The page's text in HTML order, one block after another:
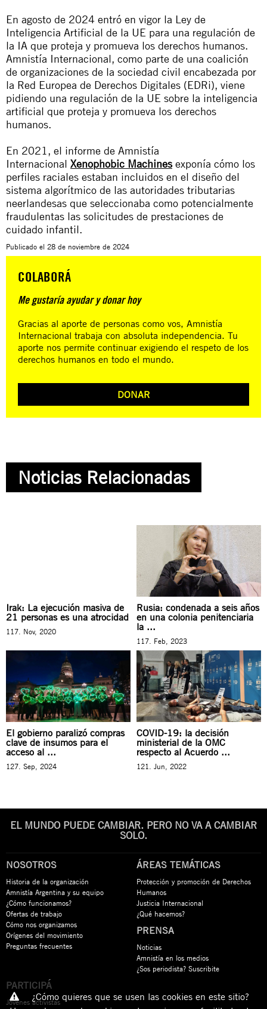
En agosto de 2024 entró en vigor la Ley de
Inteligencia Artificial de la UE para una regulación de
la IA que proteja y promueva los derechos humanos.
Amnistía Internacional, como parte de una coalición
de organizaciones de la sociedad civil encabezada por
la Red Europea de Derechos Digitales (EDRi), viene
pidiendo una regulación de la UE sobre la inteligencia
artificial que proteja y promueva los derechos
humanos.
En 2021, el informe de Amnistía
Internacional Xenophobic Machinesexponía cómo los
perfiles raciales estaban incluidos en el diseño del
sistema algorítmico de las autoridades tributarias
neerlandesas que seleccionaba como potencialmente
fraudulentas las solicitudes de prestaciones de
cuidado infantil.
Publicado el 28 de noviembre de 2024
COLABORÁ
Me gustaría ayudar y donar hoy
Gracias al aporte de personas como vos, Amnistía
Internacional trabaja con absoluta independencia. Tu
aporte nos permite continuar exigiendo el respeto de los
derechos humanos en todo el mundo.
DONAR
Noticias Relacionadas
Irak: La ejecución masiva de
21 personas es una atrocidad
117. Nov, 2020
Rusia: condenada a seis años
en una colonia penitenciaria
la ...
117. Feb, 2023
El gobierno paralizó compras
clave de insumos para el
acceso al ...
127. Sep, 2024
COVID-19: la decisión
ministerial de la OMC
respecto al Acuerdo ...
121. Jun, 2022
EL MUNDO PUEDE CAMBIAR. PERO NO VA A CAMBIAR
SOLO.
NOSOTROS
Historia de la organización
Amnistía Argentina y su equipo
¿Cómo funcionamos?
Ofertas de trabajo
Cómo nos organizamos
Orígenes del movimiento
Preguntas frecuentes
ÁREAS TEMÁTICAS
Protección y promoción de Derechos
Humanos
Justicia Internacional
¿Qué hacemos?
PRENSA
Noticias
Amnistía en los medios
¿Sos periodista? Suscribite
PARTICIPÁ
Jóvenes activistas¿Cómo quieres que se usen las cookies en este sitio?